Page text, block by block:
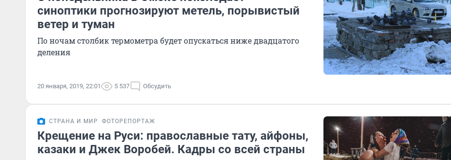
синоптики прогнозируют метель, порывистый
ветер и туман
По ночам столбик термометра будет опускаться ниже двадцатого
деления
20 января, 2019, 22:01 5 537 Обсудить
СТРАНА И МИР ФОТОРЕПОРТАЖ
Крещение на Руси: православные тату, айфоны,
казаки и Джек Воробей. Кадры со всей страны